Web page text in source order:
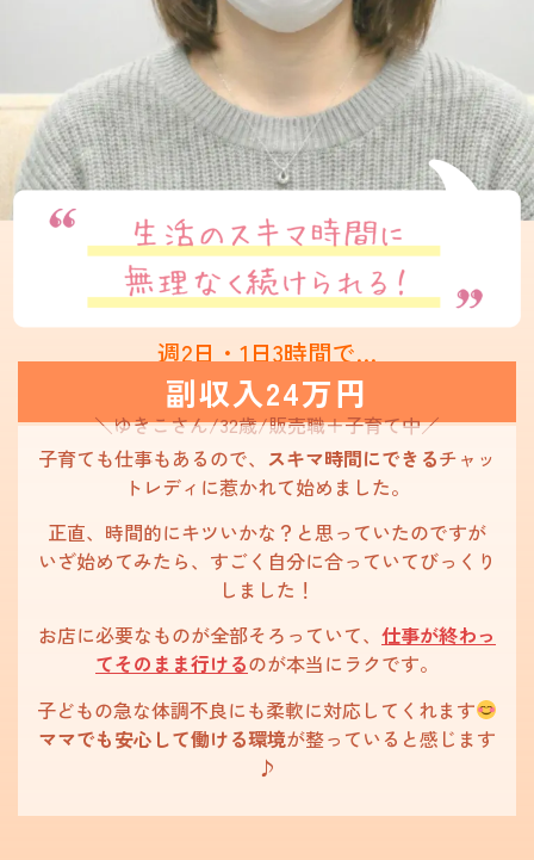
週2日・1日3時間で…
副収入24万円​
＼ゆきこさん/32歳/販売職＋子育て中／
子育ても仕事もあるので、 スキマ時間にできるチャッ
トレディに惹かれて始めました。
正直、時間的にキツいかな？と思っていたのですが
いざ始めてみたら、すごく自分に合っていてびっくり
しました！
お店に必要なものが全部そろっていて、 仕事が終わっ
てそのまま行けるのが本当にラクです。
子どもの急な体調不良にも柔軟に対応してくれます
ママでも安心して働ける環境が整っていると感じます
♪